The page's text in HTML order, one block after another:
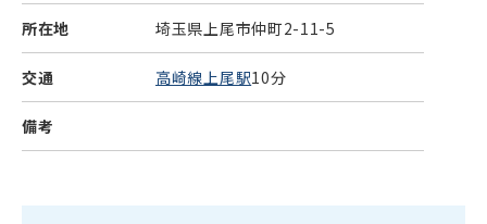
所在地 埼玉県上尾市仲町2-11-5
交通 高崎線上尾駅10分
備考